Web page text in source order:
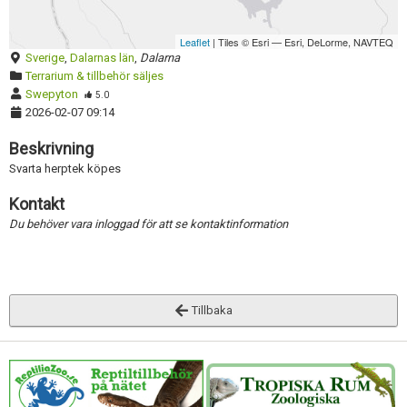
Leaflet | Tiles © Esri — Esri, DeLorme, NAVTEQ
Sverige, Dalarnas län, Dalarna
Terrarium & tillbehör säljes
Swepyton
5.0
2026-02-07 09:14
Beskrivning
Svarta herptek köpes
Kontakt
Du behöver vara inloggad för att se kontaktinformation
Tillbaka
Inaktivera annons
Radera annons